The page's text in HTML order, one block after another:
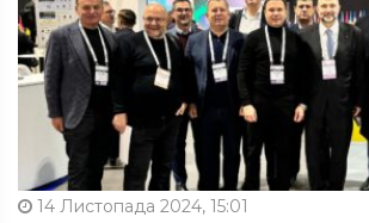
14 Листопада 2024, 15:01